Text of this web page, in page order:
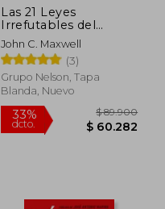
Las 21 Leyes
Irrefutables del
Liderazgo: Siga Estas
Leyes, y la Gente lo
Seguirá a Usted
John C. Maxwell
(3)
Grupo Nelson, Tapa
Blanda, NuevoRápido